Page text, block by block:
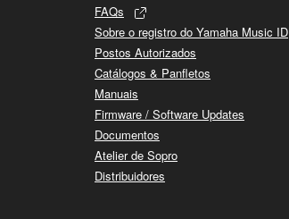
FAQs
Sobre o registro do Yamaha Music ID
Postos Autorizados
Catálogos & Panfletos
Manuais
Firmware / Software Updates
Documentos
Atelier de Sopro
Distribuidores